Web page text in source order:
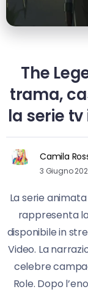
The
trama,
la serie
Camila
3 Giugno
La serie
rappresenta
disponibile in
Video. La
celebre
Role. Dopo